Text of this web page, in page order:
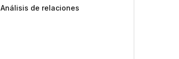
Análisis de relaciones